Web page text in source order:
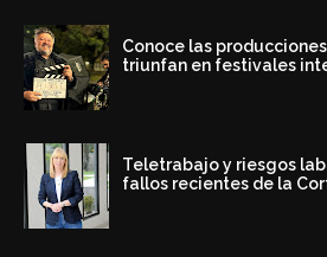
Conoce las
triunfan en festivales
Teletrabajo y riesgos
fallos recientes de la